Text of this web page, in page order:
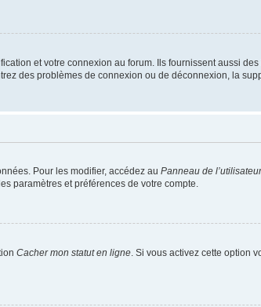
et votre connexion au forum. Ils fournissent aussi
des problèmes de connexion ou de déconnexion, la
Pour les modifier, accédez au Panneau de l’utilisateur
paramètres et préférences de votre compte.
Cacher mon statut en ligne . Si vous activez cette option